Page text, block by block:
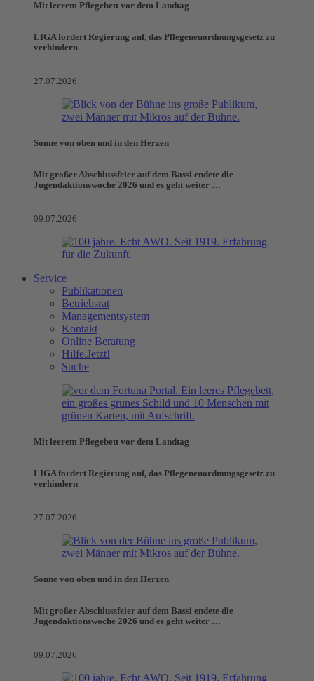
Mit leerem Pflegebett vor dem Landtag
LIGA fordert Regierung auf, das Pflegeneuordnungsgesetz zu
verhindern
27.07.2026
Sonne von oben und in den Herzen
Mit großer Abschlussfeier auf dem Bassi endete die
Jugendaktionswoche 2026 und es geht weiter …
09.07.2026
Service
Publikationen
Betriebsrat
Managementsystem
Kontakt
Online Beratung
Hilfe.Jetzt!
Suche
Mit leerem Pflegebett vor dem Landtag
LIGA fordert Regierung auf, das Pflegeneuordnungsgesetz zu
verhindern
27.07.2026
Sonne von oben und in den Herzen
Mit großer Abschlussfeier auf dem Bassi endete die
Jugendaktionswoche 2026 und es geht weiter …
09.07.2026